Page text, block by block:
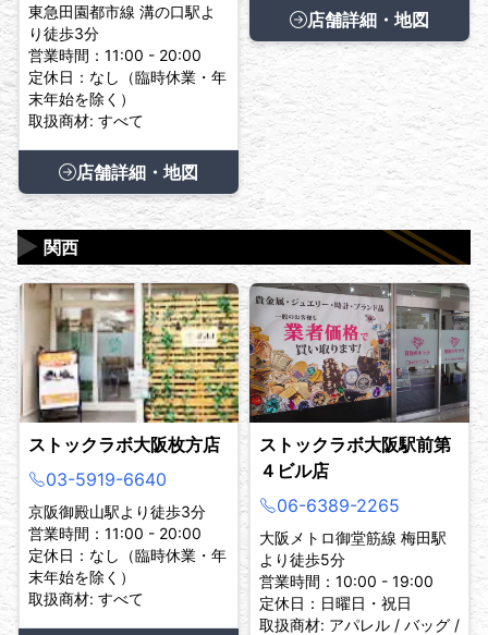
東急田園都市線 溝の口駅よ
り徒歩3分
営業時間：11:00 - 20:00
定休日：なし（臨時休業・年
末年始を除く）
取扱商材: すべて
店舗詳細・地図
店舗詳細・地図
関西
▶
ストックラボ大阪枚方店
03-5919-6640
京阪御殿山駅より徒歩3分
営業時間：11:00 - 20:00
定休日：なし（臨時休業・年
末年始を除く）
取扱商材: すべて
ストックラボ大阪駅前第
４ビル店
06-6389-2265
大阪メトロ御堂筋線 梅田駅
より徒歩5分
営業時間：10:00 - 19:00
定休日：日曜日・祝日
取扱商材: アパレル / バッグ /